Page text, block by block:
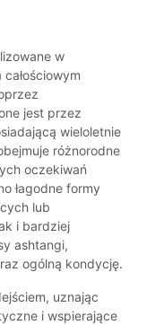
w
jest przez
wieloletnie
różnorodne
oczekiwań
łagodne formy
lub
i bardziej
ashtangi,
ogólną kondycję.
uznając
i wspierające